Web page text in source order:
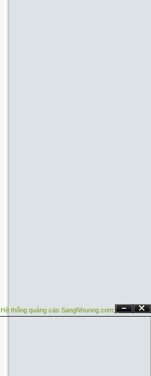
Ẩn Đóng
Hệ thống quảng cáo SangNhuong.com;